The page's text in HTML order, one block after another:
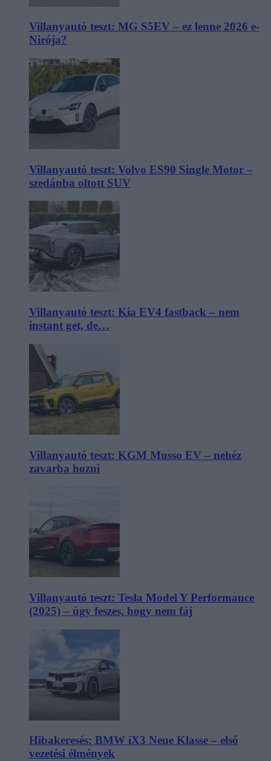
Villanyautó teszt: MG S5EV – ez lenne 2026 e-
Nirója?
Villanyautó teszt: Volvo ES90 Single Motor –
szedánba oltott SUV
Villanyautó teszt: Kia EV4 fastback – nem
instant get, de…
Villanyautó teszt: KGM Musso EV – nehéz
zavarba hozni
Villanyautó teszt: Tesla Model Y Performance
(2025) – úgy feszes, hogy nem fáj
Hibakeresés: BMW iX3 Neue Klasse – első
vezetési élmények